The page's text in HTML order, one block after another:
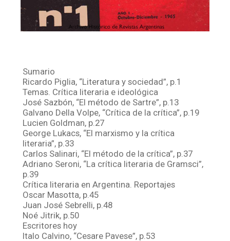
Sumario
Ricardo Piglia, “Literatura y sociedad”, p.1
Temas. Crítica literaria e ideológica
José Sazbón, “El método de Sartre”, p.13
Galvano Della Volpe, “Crítica de la crítica”, p.19
Lucien Goldman, p.27
George Lukacs, “El marxismo y la crítica
literaria”, p.33
Carlos Salinari, “El método de la crítica”, p.37
Adriano Seroni, “La crítica literaria de Gramsci”,
p.39
Crítica literaria en Argentina. Reportajes
Oscar Masotta, p.45
Juan José Sebrelli, p.48
Noé Jitrik, p.50
Escritores hoy
Italo Calvino, “Cesare Pavese”, p.53